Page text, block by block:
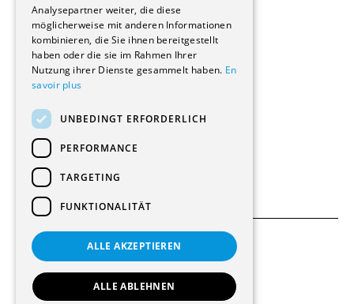
Innere Umbauten
Gastgewerbe und Tourismus
Verwaltungsgebäude und Geschäfte
Schuleinrichtungen
Medizinische Einrichtungen
Kultur - Sport - Freizeit
Industrie - Handwerk
Transport und Parkplätze
Diverse Bauten
© 2026 Alle Rechte vorbehalten
Allgemeine Bedingungen
Analysepartner weiter, die diese
möglicherweise mit anderen Informationen
kombinieren, die Sie ihnen bereitgestellt
haben oder die sie im Rahmen Ihrer
Nutzung ihrer Dienste gesammelt haben. En
savoir plus
UNBEDINGT ERFORDERLICH
PERFORMANCE
TARGETING
FUNKTIONALITÄT
ALLE AKZEPTIEREN
ALLE ABLEHNEN